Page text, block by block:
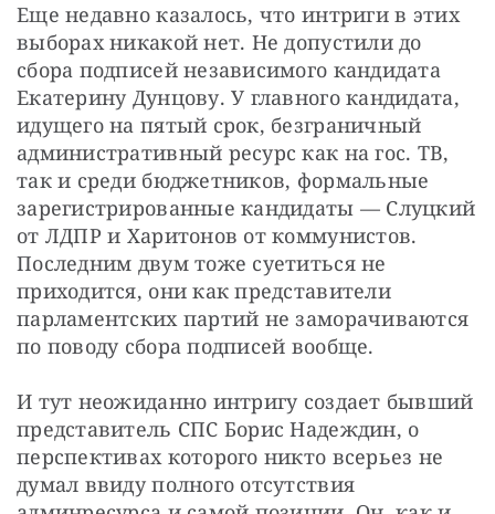
Еще недавно казалось, что интриги в этих
выборах никакой нет. Не допустили до
сбора подписей независимого кандидата
Екатерину Дунцову. У главного кандидата,
идущего на пятый срок, безграничный
административный ресурс как на гос. ТВ,
так и среди бюджетников, формальные
зарегистрированные кандидаты — Слуцкий
от ЛДПР и Харитонов от коммунистов.
Последним двум тоже суетиться не
приходится, они как представители
парламентских партий не заморачиваются
по поводу сбора подписей вообще.
И тут неожиданно интригу создает бывший
представитель СПС Борис Надеждин, о
перспективах которого никто всерьез не
думал ввиду полного отсутствия